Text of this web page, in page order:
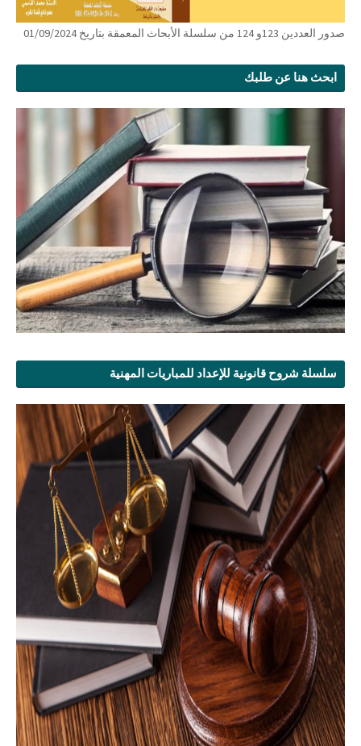
صدور العددين 123و 124 من سلسلة الأبحاث المعمقة بتاريخ 01/09/2024
ابحث هنا عن طلبك
سلسلة شروح قانونية للإعداد للمباريات المهنية